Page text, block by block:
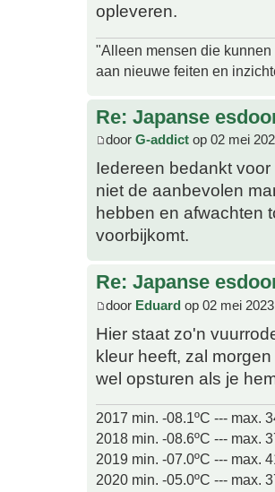
opleveren.
"Alleen mensen die
aan nieuwe feiten en
Re: Japanse
door G-addict op 02 mei
Iedereen bedankt
niet de aanbevolen
hebben en afwachten
voorbijkomt.
Re: Japanse
door Eduard op 02 mei
Hier staat zo'n
kleur heeft, zal
wel opsturen als je
2017 min. -08.1ºC --- max.
2018 min. -08.6ºC --- max.
2019 min. -07.0ºC --- max.
2020 min. -05.0ºC --- max.